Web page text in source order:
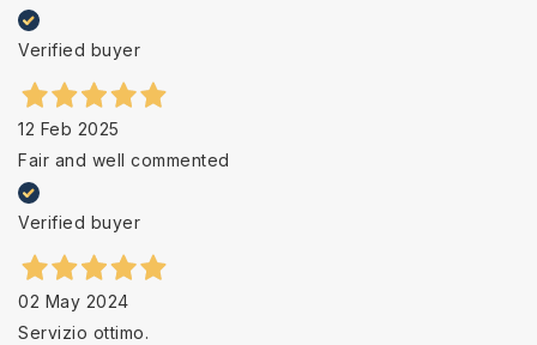
Verified buyer
12 Feb 2025
Fair and well commented
Verified buyer
02 May 2024
Servizio ottimo.